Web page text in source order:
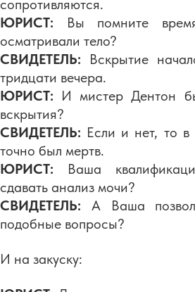
сопротивляются.
ЮРИСТ: Вы помните
осматривали тело?
СВИДЕТЕЛЬ: Вскрытие
тридцати вечера.
ЮРИСТ: И мистер Дентон
вскрытия?
СВИДЕТЕЛЬ: Если и нет, то в
точно был мертв.
ЮРИСТ: Ваша
сдавать анализ мочи?
СВИДЕТЕЛЬ: А Ваша
подобные вопросы?
И на закуску: